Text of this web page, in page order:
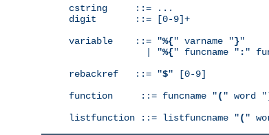
cstring     ::= ...
digit       ::= [0-9]+
variable    ::= "%{" varname "}"
              | "
%{" funcname " : "
rebackref   ::= "$" [0-9]
function     ::= funcname "( " word "
listfunction ::= listfuncname "( "